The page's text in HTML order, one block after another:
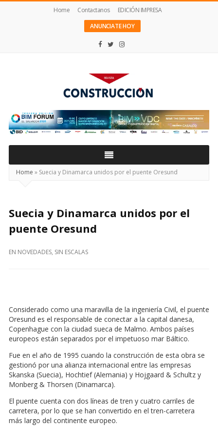
Home Contactanos
EDICIÓN IMPRESA
ANUNCIATE HOY
Construcción
Home » Suecia y Dinamarca unidos por el puente Oresund
Suecia y Dinamarca unidos por el
puente Oresund
EN NOVEDADES, SIN ESCALAS
Considerado como una maravilla de la ingeniería Civil, el puente
Oresund es el responsable de conectar a la capital danesa,
Copenhague con la ciudad sueca de Malmo. Ambos países
europeos están separados por el impetuoso mar Báltico.
Fue en el año de 1995 cuando la construcción de esta obra se
gestionó por una alianza internacional entre las empresas
Skanska (Suecia), Hochtief (Alemania) y Hojgaard & Schultz y
Monberg & Thorsen (Dinamarca).
El puente cuenta con dos líneas de tren y cuatro carriles de
carretera, por lo que se han convertido en el tren-carretera
más largo del continente europeo.